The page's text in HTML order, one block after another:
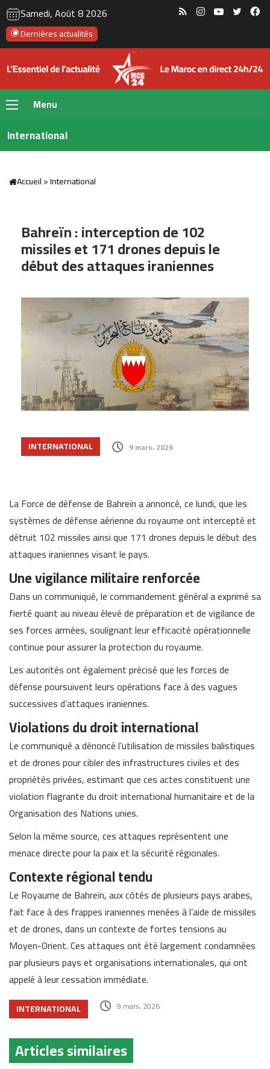
Samedi, Août 8 2026 RSS InstagramYouTube
Dernières actualités
Menu
International
Accueil>International
Bahreïn : interception de 102
missiles et 171 drones depuis le
début des attaques iraniennes
INTERNATIONAL 9 mars، 2026
LaForce de défense de Bahreïna annoncé, ce lundi, que les
systèmes de défense aérienne du royaume ont intercepté et
détruit 102 missiles ainsi que 171 drones depuis le début des
attaques iraniennes visant le pays.
Une vigilance militaire renforcée
Dans un communiqué, le commandement général a exprimé sa
fierté quant au niveau élevé de préparation et de vigilance de
ses forces armées, soulignant leur efficacité opérationnelle
continue pour assurer la protection du royaume.
Les autorités ont également précisé que les forces de
défense poursuivent leurs opérations face à des vagues
successives d’attaques iraniennes.
Violations du droit international
Le communiqué a dénoncé l’utilisation de missiles balistiques
et de drones pour cibler des infrastructures civiles et des
propriétés privées, estimant que ces actes constituent une
violation flagrante du droit international humanitaire et de la
Organisation des Nations unies.
Selon la même source, ces attaques représentent une
menace directe pour la paix et la sécurité régionales.
Contexte régional tendu
Le Royaume de Bahreïn, aux côtés de plusieurs pays arabes,
fait face à des frappes iraniennes menées à l’aide de missiles
et de drones, dans un contexte de fortes tensions au
Moyen-Orient. Ces attaques ont été largement condamnées
par plusieurs pays et organisations internationales, qui ont
appelé à leur cessation immédiate.
INTERNATIONAL 9 mars، 2026
Articles similaires